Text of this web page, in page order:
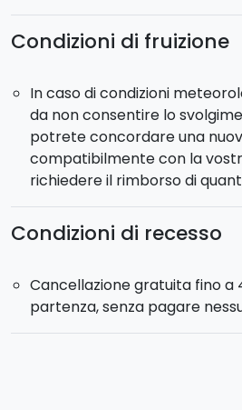
Condizioni di fruizione
In caso di condizioni
da non consentire lo
potrete concordare una
compatibilmente con la
richiedere il rimborso di
Condizioni di recesso
Cancellazione gratuita fino a
partenza, senza pagare